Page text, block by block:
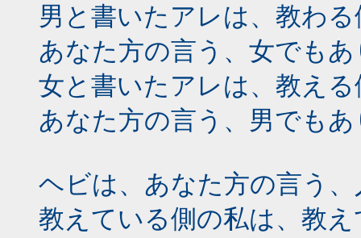
男と書いたアレは、教わ
あなた方の言う、女でも
女と書いたアレは、教え
あなた方の言う、男でも
ヘビは、あなた方の言う
教えている側の私は、教